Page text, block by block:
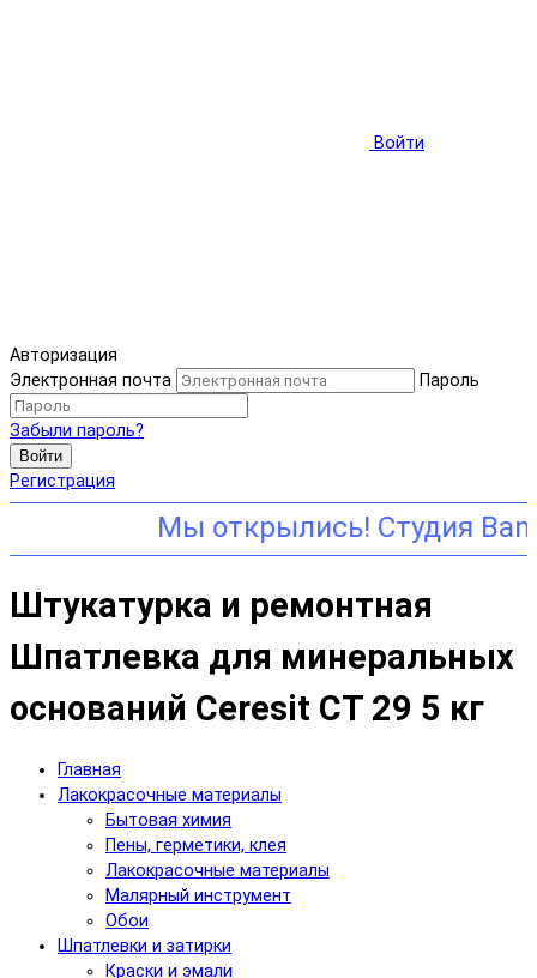
Войти
Авторизация
Электронная почта
Пароль
Забыли пароль?
Войти
Регистрация
Штукатурка и ремонтная
Шпатлевка для минеральных
оснований Ceresit СТ 29 5 кг
Главная
Лакокрасочные материалы
Бытовая химия
Пены, герметики, клея
Лакокрасочные материалы
Малярный инструмент
Обои
Шпатлевки и затирки
Краски и эмали